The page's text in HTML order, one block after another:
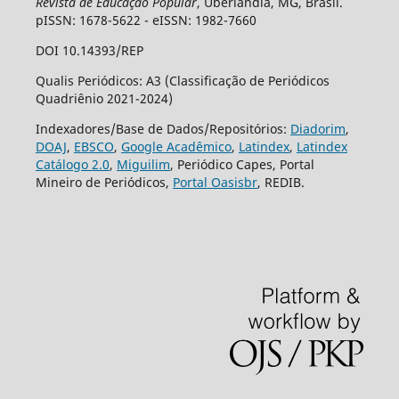
pISSN: 1678-5622 - eISSN: 1982-7660
DOI 10.14393/REP
Qualis Periódicos: A3 (Classificação de Periódicos
Quadriênio 2021-2024)
Indexadores/Base de Dados/Repositórios: Diadorim,
DOAJ, EBSCO, Google Acadêmico, Latindex, Latindex
Catálogo 2.0, Miguilim, Periódico Capes, Portal
Mineiro de Periódicos, Portal Oasisbr, REDIB.